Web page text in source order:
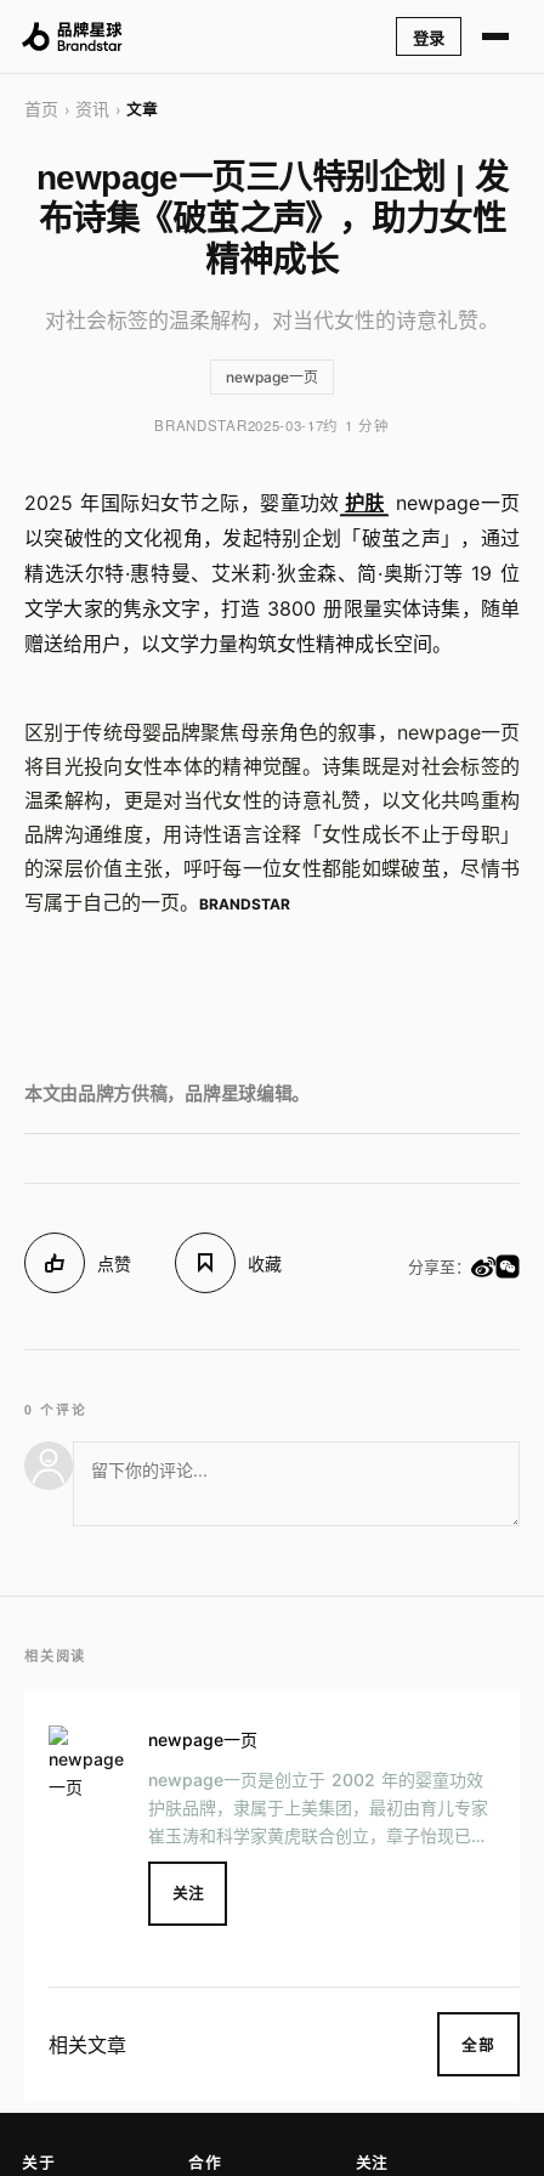
登录
首页 › 资讯 › 文章
newpage一页三八特别企划 | 发
布诗集《破茧之声》，助力女性
精神成长
对社会标签的温柔解构，对当代女性的诗意礼赞。
newpage一页
BRANDSTAR2025-03-17约 1 分钟
2025 年国际妇女节之际，婴童功效 护肤 newpage一页
以突破性的文化视角，发起特别企划「破茧之声」，通过
精选沃尔特·惠特曼、艾米莉·狄金森、简·奥斯汀等 19 位
文学大家的隽永文字，打造 3800 册限量实体诗集，随单
赠送给用户，以文学力量构筑女性精神成长空间。
区别于传统母婴品牌聚焦母亲角色的叙事，newpage一页
将目光投向女性本体的精神觉醒。诗集既是对社会标签的
温柔解构，更是对当代女性的诗意礼赞，以文化共鸣重构
品牌沟通维度，用诗性语言诠释「女性成长不止于母职」
的深层价值主张，呼吁每一位女性都能如蝶破茧，尽情书
写属于自己的一页。
BRANDSTAR
本文由品牌方供稿，品牌星球编辑。
点赞 收藏 分享至：
0 个评论
相关阅读
newpage一页
newpage一页是创立于 2002 年的婴童功效
护肤品牌，隶属于上美集团，最初由育儿专家
崔玉涛和科学家黄虎联合创立，章子怡现已成
为其联合创始人。 newpage一页专注于婴童
敏感肌护理，目前已推出婴童安心霜、洗发沐
浴露、舒润洁面泡等产品。
关注
相关文章 全部
关于 合作 关注